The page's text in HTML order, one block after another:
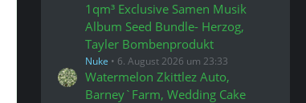
1qm³ Exclusive Samen Musik
Album Seed Bundle- Herzog,
Tayler Bombenprodukt
Nuke 6. August 2026 um 23:33
Watermelon Zkittlez Auto,
Barney`Farm, Wedding Cake